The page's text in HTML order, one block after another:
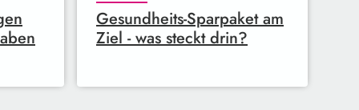
Gesundheits-Sparpaket am
Ziel - was steckt drin?